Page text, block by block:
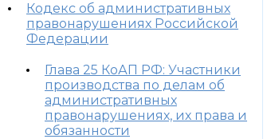
Кодекс об административных
правонарушениях Российской
Федерации
Глава 25 КоАП РФ: Участники
производства по делам об
административных
правонарушениях, их права и
обязанности